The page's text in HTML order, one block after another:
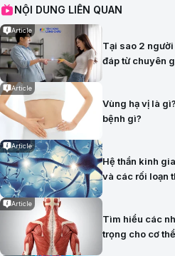
NỘI DUNG LIÊN QUAN
Article
Tại sao 2 người
đáp từ chuyên
Article
Vùng hạ vị là
bệnh gì?
Article
Hệ thần kinh
và các rối loạn
Article
Tìm hiểu các
trọng cho cơ thể